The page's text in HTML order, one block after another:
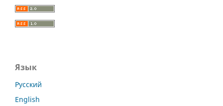
Язык
Русский
English